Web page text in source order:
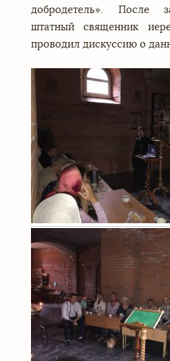
добродетель». После
штатный священник
проводил дискуссию о